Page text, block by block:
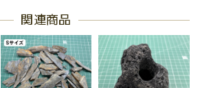
関連商品